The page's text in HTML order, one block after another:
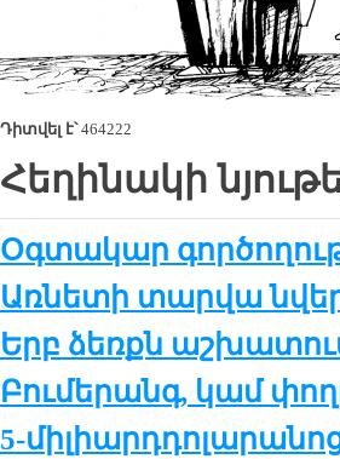
Դիտվել է՝464222
Հեղինակի
Օգտակար
Առնե­տի տար­վա
Երբ ձեռքն
Բու­մե­րանգ, կամ
5-